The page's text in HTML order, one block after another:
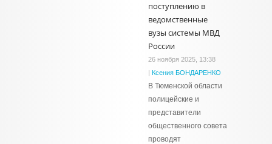
поступлению в
ведомственные
вузы системы МВД
России
26 ноября 2025, 13:38
| Ксения БОНДАРЕНКО
В Тюменской области
полицейские и
представители
общественного совета
проводят